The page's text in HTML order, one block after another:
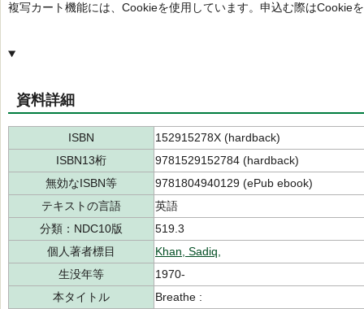
複写カート機能には、Cookieを使用しています。申込む際はCookie
資料詳細
ISBN
152915278X (hardback)
ISBN13桁
9781529152784 (hardback)
無効なISBN等
9781804940129 (ePub ebook)
テキストの言語
英語
分類：NDC10版
519.3
個人著者標目
Khan, Sadiq,
生没年等
1970-
本タイトル
Breathe :